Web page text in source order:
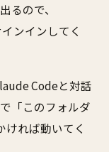
るので、
ンインしてく
Codeと対話
「このフォルダ
ければ動いてく